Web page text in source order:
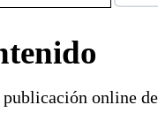
online